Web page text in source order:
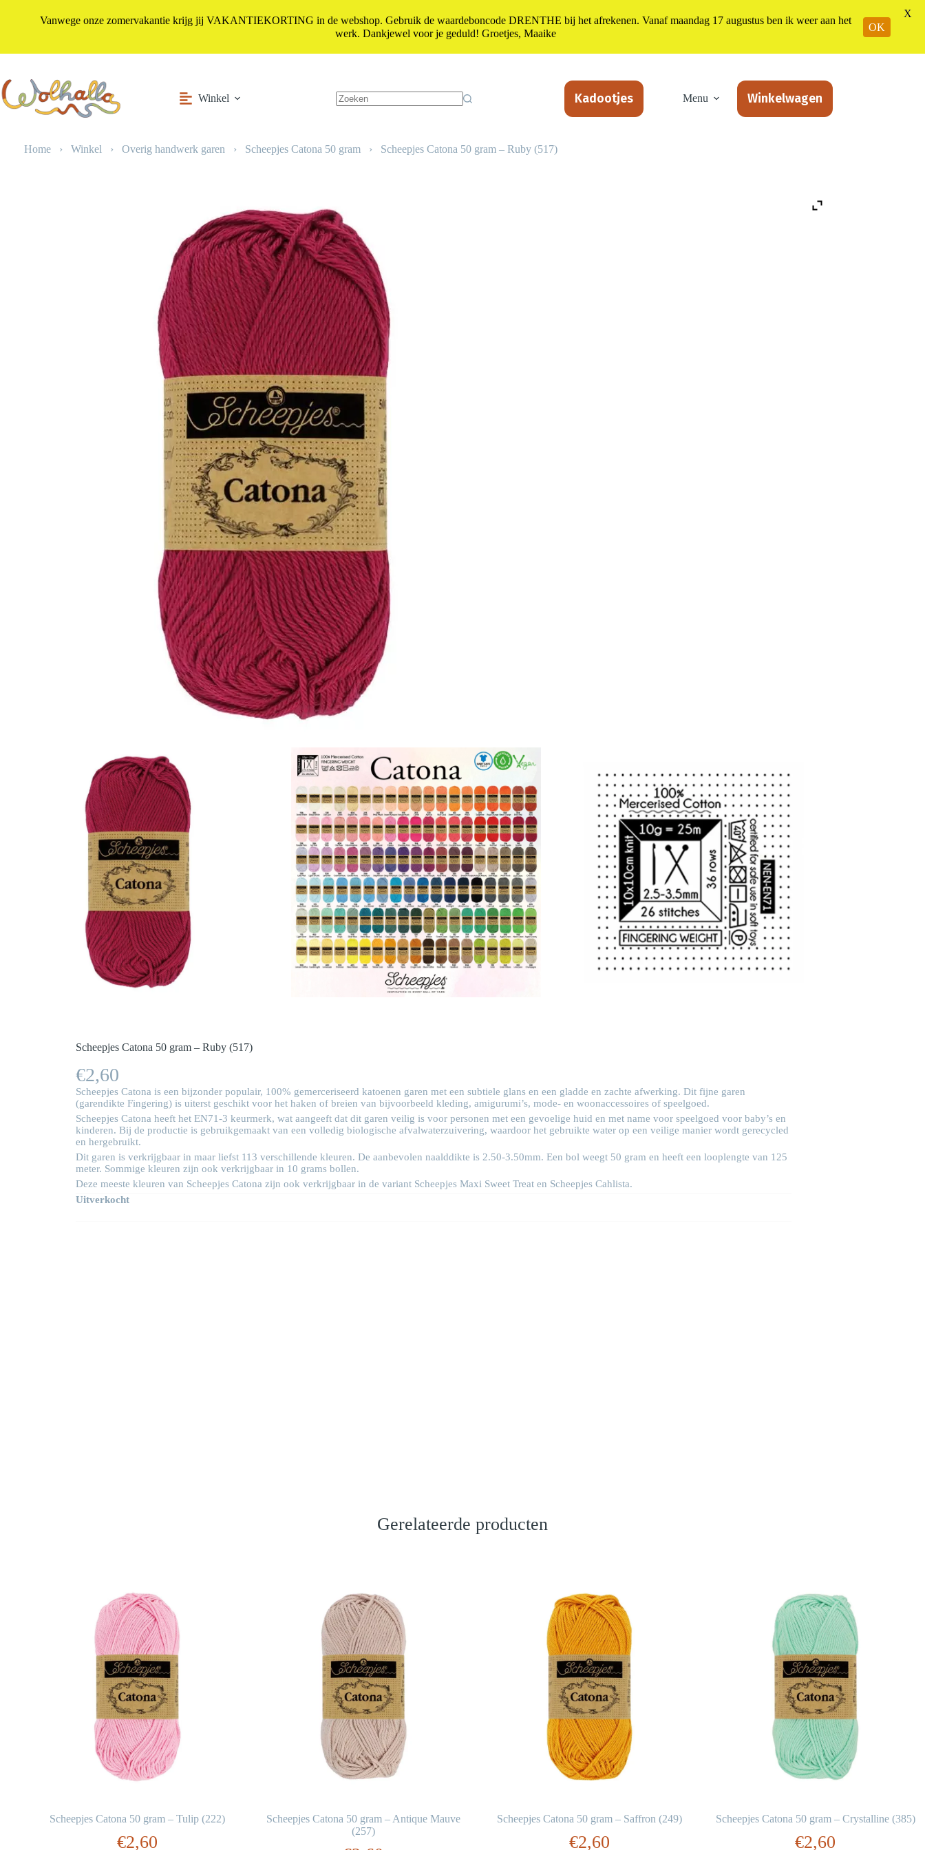
de
inhoud
Winkel
Kadootjes Menu Winkelwagen
Home › Winkel › Overig handwerk garen › Scheepjes Catona 50 gram › Scheepjes Catona 50 gram – Ruby (517)
Scheepjes Catona 50 gram – Ruby (517)
€2,60
Scheepjes Catona is een bijzonder populair, 100% gemerceriseerd katoenen garen met een subtiele glans en een gladde en zachte afwerking. Dit fijne garen
(garendikte Fingering) is uiterst geschikt voor het haken of breien van bijvoorbeeld kleding, amigurumi’s, mode- en woonaccessoires of speelgoed.
Scheepjes Catona heeft het EN71-3 keurmerk, wat aangeeft dat dit garen veilig is voor personen met een gevoelige huid en met name voor speelgoed voor baby’s en
kinderen. Bij de productie is gebruikgemaakt van een volledig biologische afvalwaterzuivering, waardoor het gebruikte water op een veilige manier wordt gerecycled
en hergebruikt.
Dit garen is verkrijgbaar in maar liefst 113 verschillende kleuren. De aanbevolen naalddikte is 2.50-3.50mm. Een bol weegt 50 gram en heeft een looplengte van 125
meter. Sommige kleuren zijn ook verkrijgbaar in 10 grams bollen.
Deze meeste kleuren van Scheepjes Catona zijn ook verkrijgbaar in de variant Scheepjes Maxi Sweet Treat en Scheepjes Cahlista.
Uitverkocht
Gerelateerde producten
Scheepjes Catona 50 gram – Tulip (222)
€2,60
Scheepjes Catona 50 gram – Antique Mauve
(257)
Scheepjes Catona 50 gram – Saffron (249)
€2,60
Scheepjes Catona 50 gram – Crystalline (385)
€2,60
Vanwege onze zomervakantie krijg jij VAKANTIEKORTING in de webshop. Gebruik de waardeboncode DRENTHE bij het afrekenen. Vanaf maandag 17 augustus ben ik weer aan het
werk. Dankjewel voor je geduld! Groetjes, Maaike
OK
X